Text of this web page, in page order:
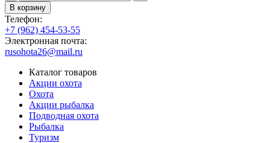
В корзину
Телефон:
+7 (962) 454-53-55
Электронная почта:
rusohota26@mail.ru
Каталог товаров
Акции охота
Охота
Акции рыбалка
Подводная охота
Рыбалка
Туризм